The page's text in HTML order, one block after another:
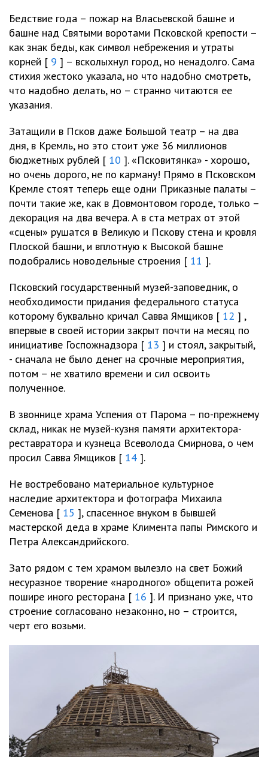
Бедствие года – пожар на Власьевской башне и
башне над Святыми воротами Псковской крепости –
как знак беды, как символ небрежения и утраты
корней [ 9 ] – всколыхнул город, но ненадолго. Сама
стихия жестоко указала, но что надобно смотреть,
что надобно делать, но – странно читаются ее
указания.
Затащили в Псков даже Большой театр – на два
дня, в Кремль, но это стоит уже 36 миллионов
бюджетных рублей [ 10 ]. «Псковитянка» - хорошо,
но очень дорого, не по карману! Прямо в Псковском
Кремле стоят теперь еще одни Приказные палаты –
почти такие же, как в Довмонтовом городе, только –
декорация на два вечера. А в ста метрах от этой
«сцены» рушатся в Великую и Пскову стена и кровля
Плоской башни, и вплотную к Высокой башне
подобрались новодельные строения [ 11 ].
Псковский государственный музей-заповедник, о
необходимости придания федерального статуса
которому буквально кричал Савва Ямщиков [ 12 ] ,
впервые в своей истории закрыт почти на месяц по
инициативе Госпожнадзора [ 13 ] и стоял, закрытый,
- сначала не было денег на срочные мероприятия,
потом – не хватило времени и сил освоить
полученное.
В звоннице храма Успения от Парома – по-прежнему
склад, никак не музей-кузня памяти архитектора-
реставратора и кузнеца Всеволода Смирнова, о чем
просил Савва Ямщиков [ 14 ].
Не востребовано материальное культурное
наследие архитектора и фотографа Михаила
Семенова [ 15 ], спасенное внуком в бывшей
мастерской деда в храме Климента папы Римского и
Петра Александрийского.
Зато рядом с тем храмом вылезло на свет Божий
несуразное творение «народного» общепита рожей
пошире иного ресторана [ 16 ]. И признано уже, что
строение согласовано незаконно, но – строится,
черт его возьми.